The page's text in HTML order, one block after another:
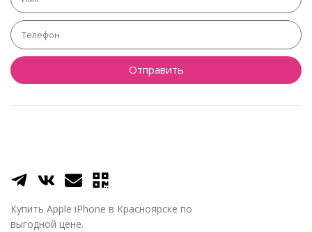
Отправить
Купить Apple iPhone в Красноярске по
выгодной цене.